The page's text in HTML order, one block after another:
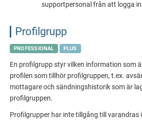
supportpersonal från att logga
Profilgrupp
PROFESSIONAL PLUS
En profilgrupp styr vilken information som
profilen som tillhör profilgruppen, t.ex.
mottagare och sändningshistorik som är
profilgruppen.
Profilgrupper har inte tillgång till varandras